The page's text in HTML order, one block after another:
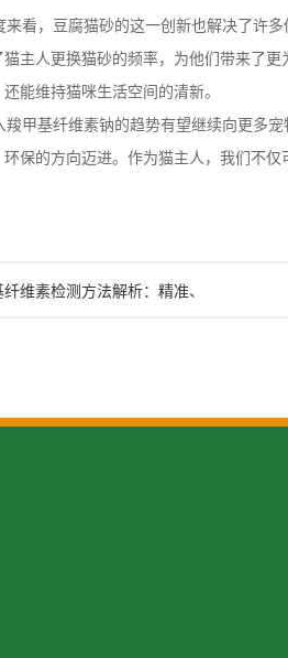
看，豆腐猫砂的这一创新也解决了许
主人更换猫砂的频率，为他们带来了
能维持猫咪生活空间的清新。
甲基纤维素钠的趋势有望继续向更多
保的方向迈进。作为猫主人，我们不
维素检测方法解析：精准、